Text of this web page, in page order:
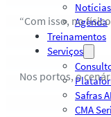
Agenda
Treinamentos
Serviços
Safras
CMA
“Com isso, no
Nos portos, o